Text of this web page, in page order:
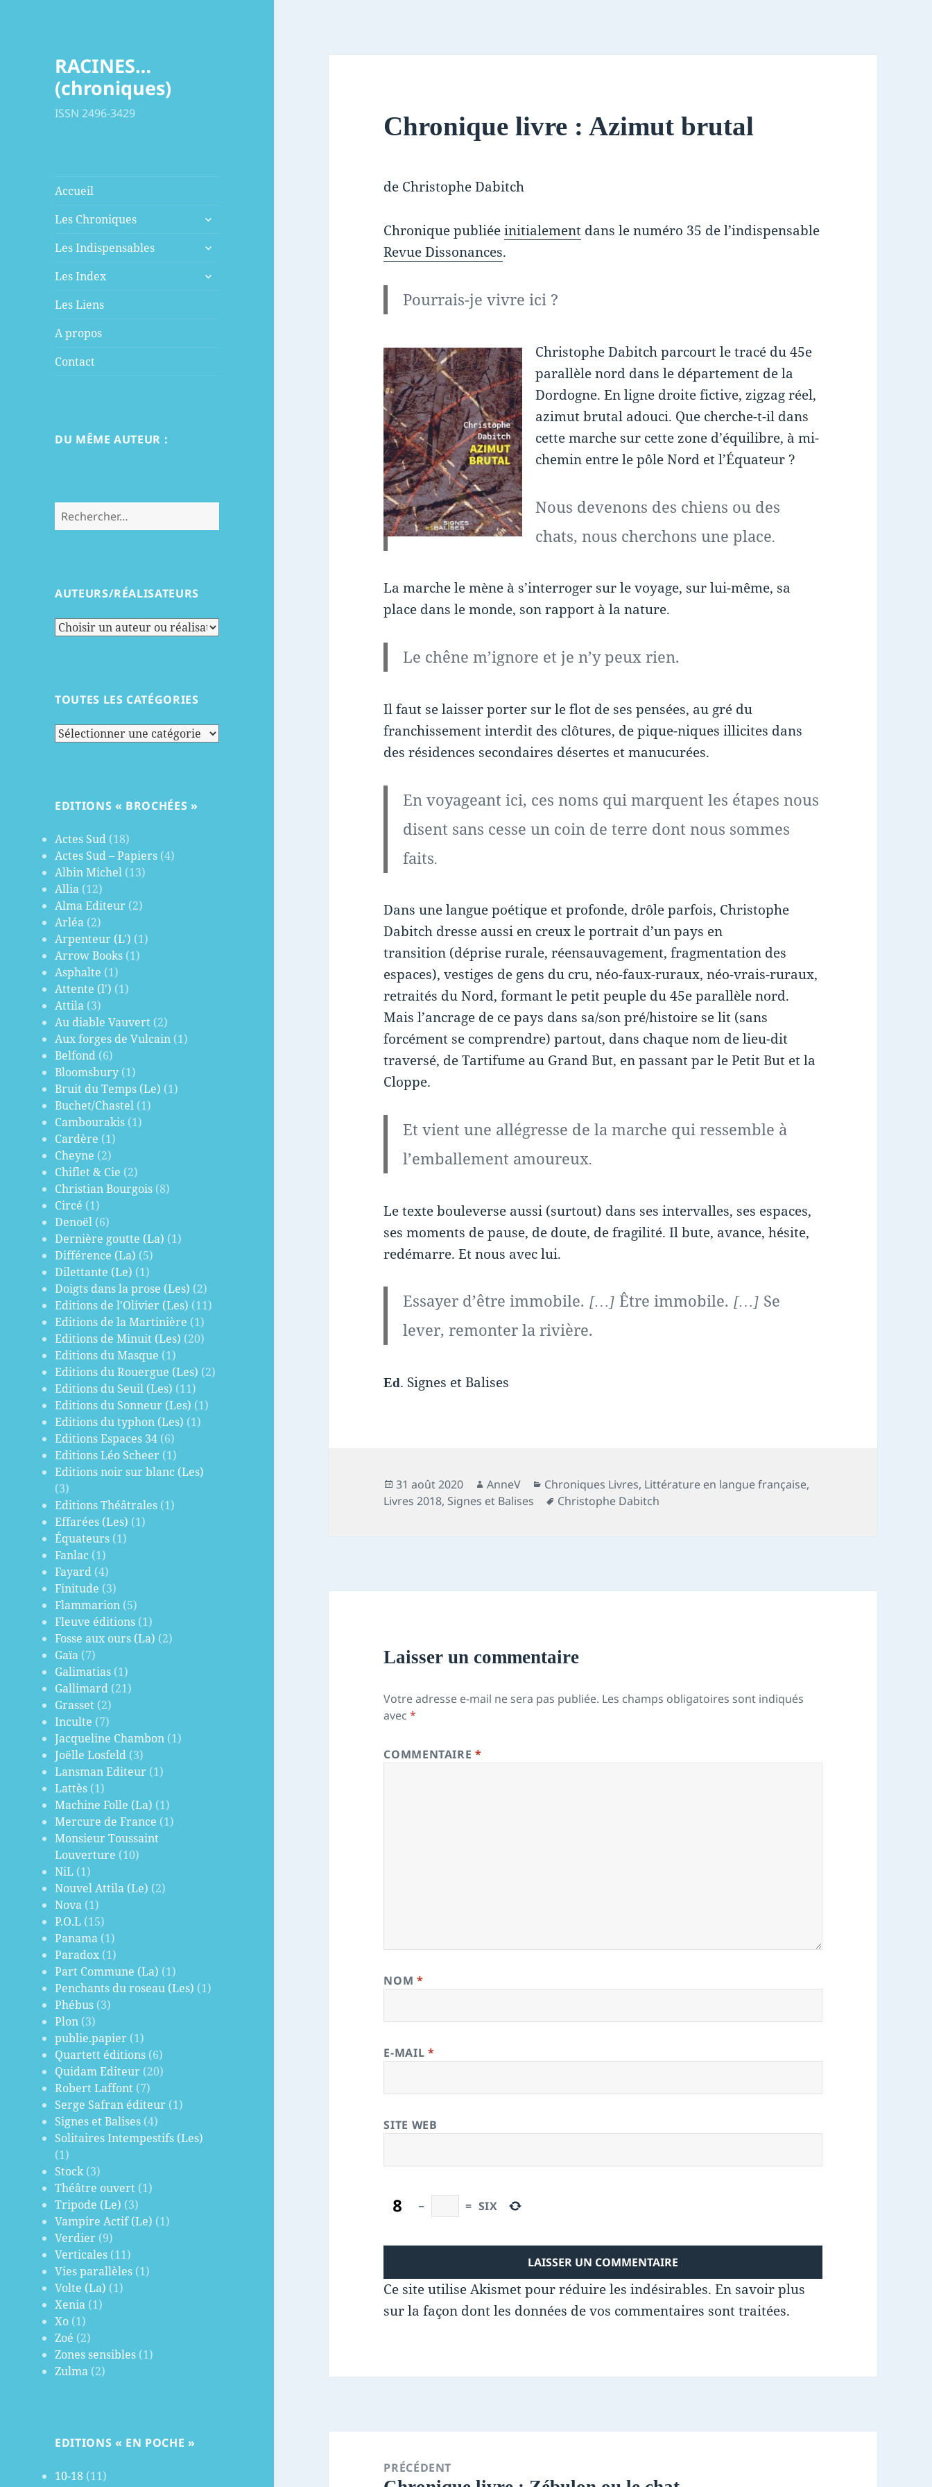
RACINES…
(chroniques)
ISSN 2496-3429
Accueil
Les Chroniques
ouvrir
sous-
Les Indispensables
ouvrir
sous-
Les Index
ouvrir
Les Liens
A propos
Contact
DU MÊME AUTEUR :
Rechercher :
AUTEURS/RÉALISATEURS
TOUTES LES CATÉGORIES
Toutes
EDITIONS « BROCHÉES »
Actes Sud (18)
Actes Sud – Papiers (4)
Albin Michel (13)
Allia (12)
Alma Editeur (2)
Arléa (2)
Arpenteur (L') (1)
Arrow Books (1)
Asphalte (1)
Attente (l') (1)
Attila (3)
Au diable Vauvert (2)
Aux forges de Vulcain (1)
Belfond (6)
Bloomsbury (1)
Bruit du Temps (Le) (1)
Buchet/Chastel (1)
Cambourakis (1)
Cardère (1)
Cheyne (2)
Chiflet & Cie (2)
Christian Bourgois (8)
Circé (1)
Denoël (6)
Dernière goutte (La) (1)
Différence (La) (5)
Dilettante (Le) (1)
Doigts dans la prose (Les) (2)
Editions de l'Olivier (Les) (11)
Editions de la Martinière (1)
Editions de Minuit (Les) (20)
Editions du Masque (1)
Editions du Rouergue (Les) (2)
Editions du Seuil (Les) (11)
Editions du Sonneur (Les) (1)
Editions du typhon (Les) (1)
Editions Espaces 34 (6)
Editions Léo Scheer (1)
Editions noir sur blanc (Les)
(3)
Editions Théâtrales (1)
Effarées (Les) (1)
Équateurs (1)
Fanlac (1)
Fayard (4)
Finitude (3)
Flammarion (5)
Fleuve éditions (1)
Fosse aux ours (La) (2)
Gaïa (7)
Galimatias (1)
Gallimard (21)
Grasset (2)
Inculte (7)
Jacqueline Chambon (1)
Joëlle Losfeld (3)
Lansman Editeur (1)
Lattès (1)
Machine Folle (La) (1)
Mercure de France (1)
Monsieur Toussaint
Louverture (10)
NiL (1)
Nouvel Attila (Le) (2)
Nova (1)
P.O.L (15)
Panama (1)
Paradox (1)
Part Commune (La) (1)
Penchants du roseau (Les) (1)
Phébus (3)
Plon (3)
publie.papier (1)
Quartett éditions (6)
Quidam Editeur (20)
Robert Laffont (7)
Serge Safran éditeur (1)
Signes et Balises (4)
Solitaires Intempestifs (Les)
(1)
Stock(3)
Théâtre ouvert (1)
Tripode (Le) (3)
Vampire Actif (Le) (1)
Verdier (9)
Verticales (11)
Vies parallèles (1)
Volte (La) (1)
Xenia (1)
Xo (1)
Zoé (2)
Zones sensibles (1)
Zulma (2)
EDITIONS « EN POCHE »
10-18 (11)
Chronique livre : Azimut brutal
de Christophe Dabitch
Chronique publiéeinitialement dans le numéro 35 de l’indispensable
Revue Dissonances.
Pourrais-je vivre ici ?
Christophe Dabitch parcourt le tracé du 45e
parallèle nord dans le département de la
Dordogne. En ligne droite fictive, zigzag réel,
azimut brutal adouci. Que cherche-t-il dans
cette marche sur cette zone d’équilibre, à mi-
chemin entre le pôle Nord et l’Équateur ?
Nous devenons des chiens ou des
chats, nous cherchons une place.
La marche le mène à s’interroger sur le voyage, sur lui-même, sa
place dans le monde, son rapport à la nature.
Le chêne m’ignore et je n’y peux rien.
Il faut se laisser porter sur le flot de ses pensées, au gré du
franchissement interdit des clôtures, de pique-niques illicites dans
des résidences secondaires désertes et manucurées.
En voyageant ici, ces noms qui marquent les étapes nous
disent sans cesse un coin de terre dont nous sommes
faits.
Dans une langue poétique et profonde, drôle parfois, Christophe
Dabitch dresse aussi en creux le portrait d’un pays en
transition (déprise rurale, réensauvagement, fragmentation des
espaces), vestiges de gens du cru, néo-faux-ruraux, néo-vrais-ruraux,
retraités du Nord, formant le petit peuple du 45e parallèle nord.
Mais l’ancrage de ce pays dans sa/son pré/histoire se lit (sans
forcément se comprendre) partout, dans chaque nom de lieu-dit
traversé, de Tartifume au Grand But, en passant par le Petit But et la
Cloppe.
Et vient une allégresse de la marche qui ressemble à
l’emballement amoureux.
Le texte bouleverse aussi (surtout) dans ses intervalles, ses espaces,
ses moments de pause, de doute, de fragilité. Il bute, avance, hésite,
redémarre. Et nous avec lui.
Essayer d’être immobile. […] Être immobile. […] Se
lever, remonter la rivière.
Ed. Signes et Balises
Publié
le
31 août 2020 Auteur
AnneV Catégories
Chroniques Livres, Littérature en langue française,
Livres 2018, Signes et Balises
Mots-
Christophe Dabitch
Laisser un commentaire
Votre adresse e-mail ne sera pas publiée. Les champs obligatoires sont indiqués
avec*
COMMENTAIRE*
NOM *
E-MAIL *
SITE WEB
− = SIX
Ce site utilise Akismet pour réduire les indésirables.En savoir plus
sur la façon dont les données de vos commentaires sont traitées.
PRÉCÉDENT